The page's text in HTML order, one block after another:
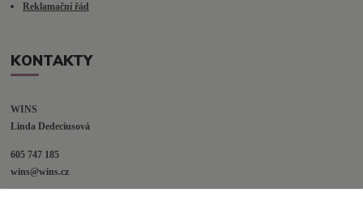
Reklamační řád
KONTAKTY
WINS
Linda Dedeciusová
605 747 185
wins@wins.cz